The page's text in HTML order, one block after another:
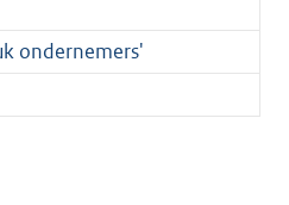
ondernemers'